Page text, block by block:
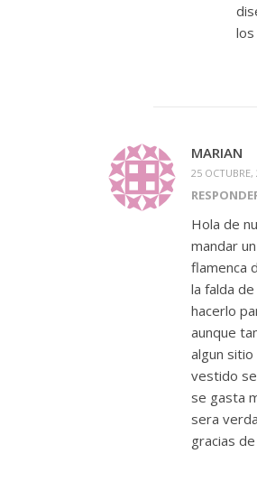
MARIAN
25
Hola de
mandar
flamenca
la falda
hacerlo
aunque
algun sitio
vestido
se gasta
sera
gracias